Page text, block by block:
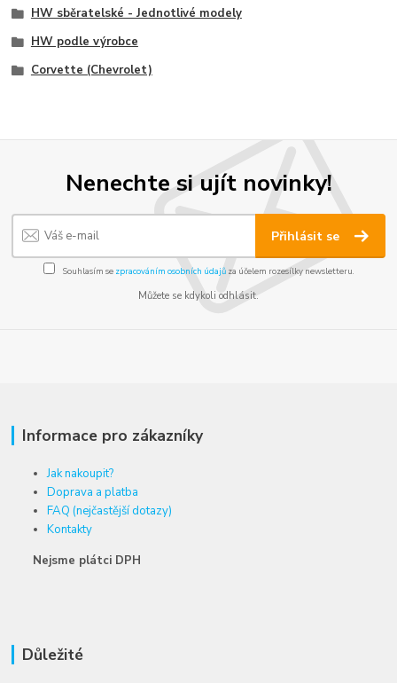
HW sběratelské - Jednotlivé modely
HW podle výrobce
Corvette (Chevrolet)
Nenechte si ujít novinky!
Přihlásit se
Souhlasím se zpracováním osobních údajůza účelem rozesílky newsletteru.
Můžete se kdykoli odhlásit.
Informace pro zákazníky
Jak nakoupit?
Doprava a platba
FAQ (nejčastější dotazy)
Kontakty
Nejsme plátci DPH
Důležité